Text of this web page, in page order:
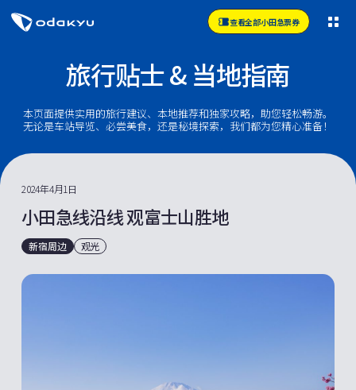
查看全部小田急票券
旅行贴士 & 当地指南
本页面提供实用的旅行建议、本地推荐和独家攻略，助您轻松畅游。
无论是车站导览、必尝美食，还是秘境探索，我们都为您精心准备！
2024年4月1日
小田急线沿线 观富士山胜地
新宿周边 观光